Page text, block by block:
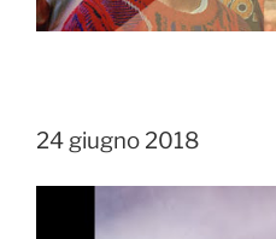
24 giugno 2018